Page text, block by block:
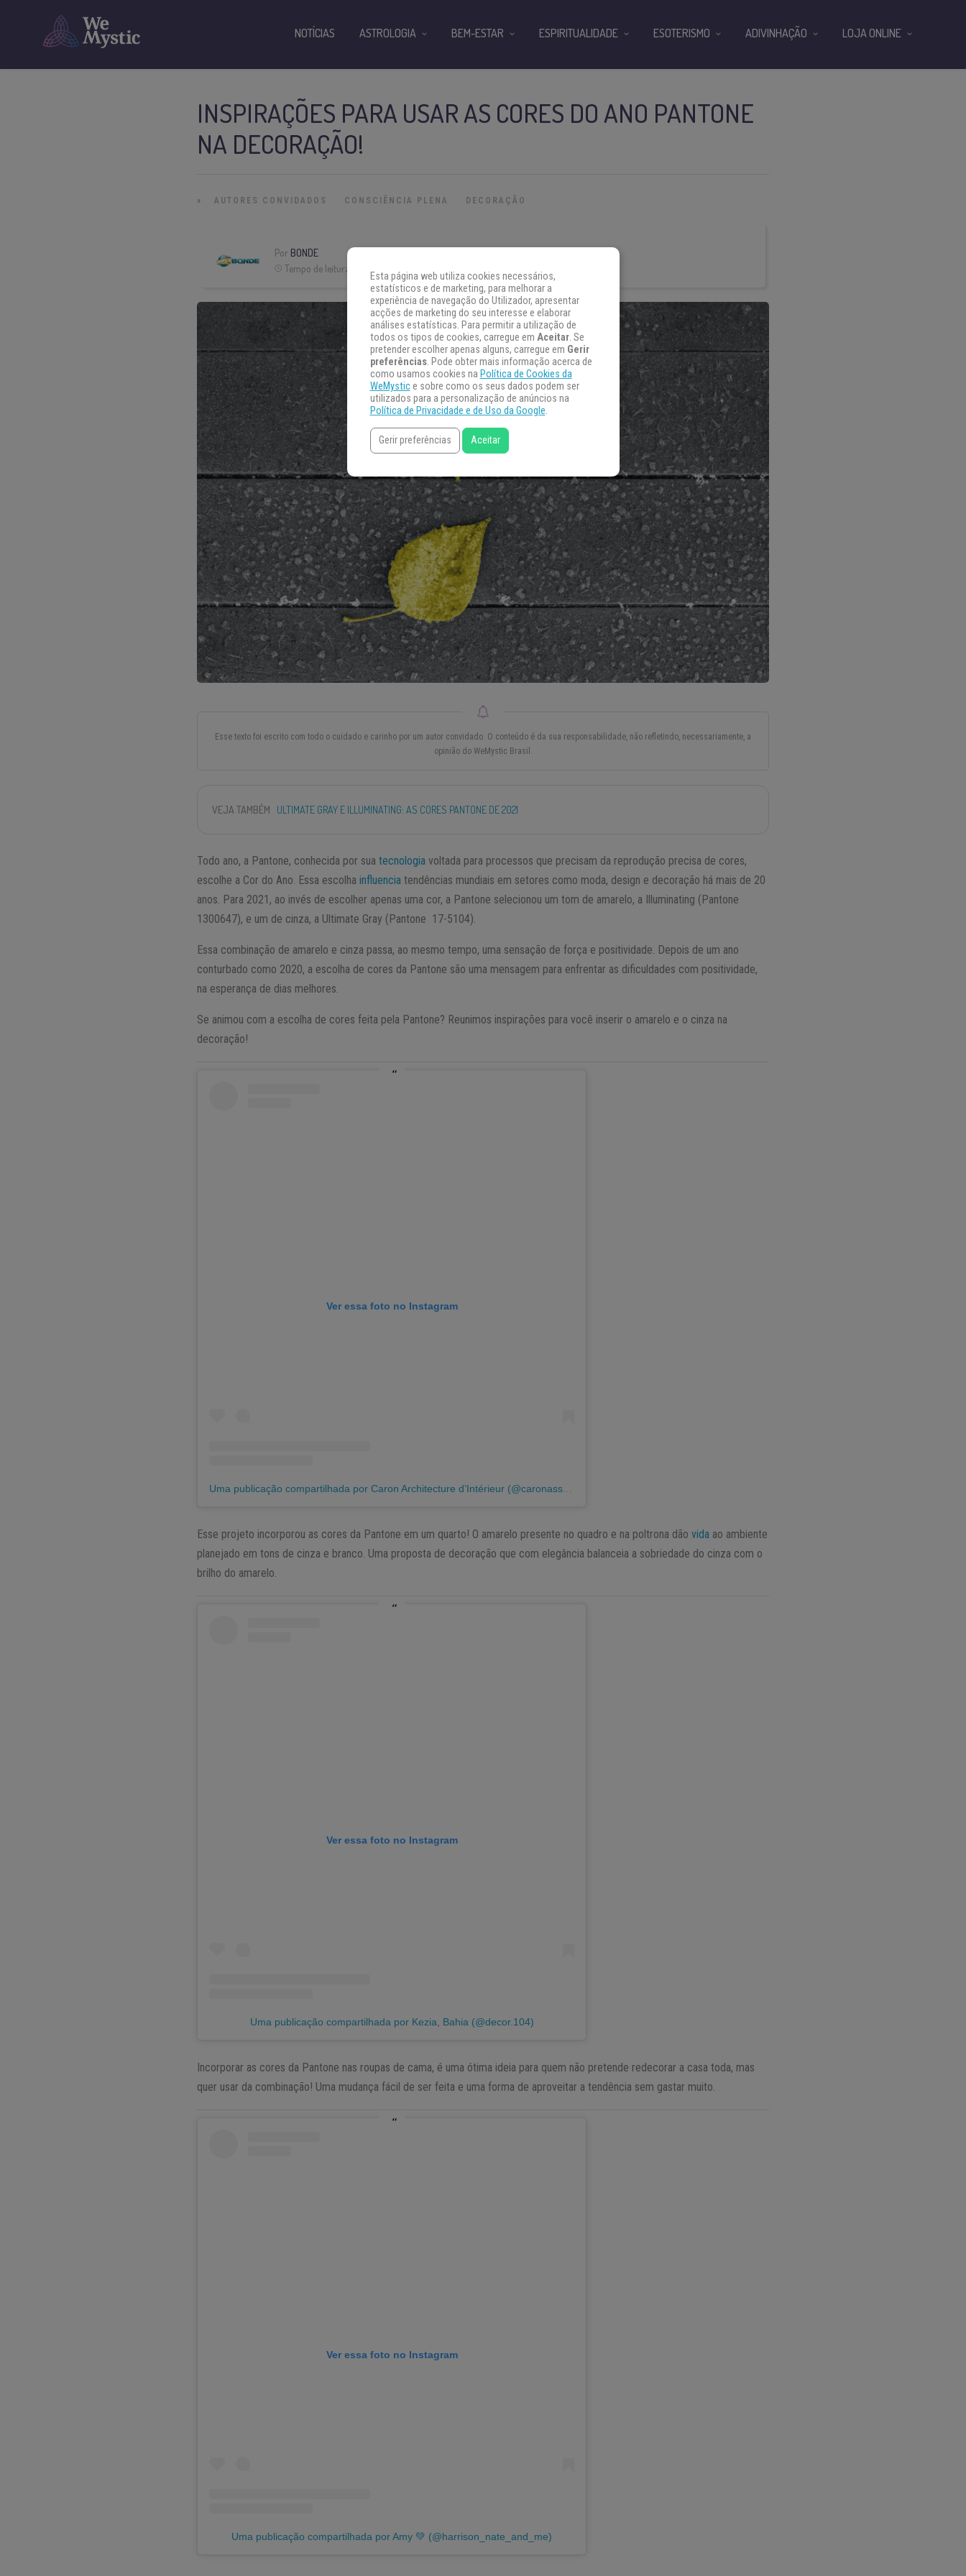
INSPIRAÇÕES PARA USAR AS CORES DO ANO PANTONE
NA DECORAÇÃO!
» AUTORES CONVIDADOS CONSCIÊNCIA PLENA DECORAÇÃO
Por BONDE
Tempo de leitura:
Esse texto foi escrito com todo o cuidado e carinho por um autor convidado. O conteúdo é da sua responsabilidade, não refletindo, necessariamente, a
opinião do WeMystic Brasil.
VEJA TAMBÉM ULTIMATE GRAY E ILLUMINATING: AS CORES PANTONE DE 2021
Todo ano, a Pantone, conhecida por suatecnologia voltada para processos que precisam da reprodução precisa de cores,
escolhe a Cor do Ano. Essa escolhainfluencia tendências mundiais em setores como moda, design e decoração há mais de 20
anos. Para 2021, ao invés de escolher apenas uma cor, a Pantone selecionou um tom de amarelo, a Illuminating (Pantone
1300647), e um de cinza, a Ultimate Gray (Pantone 17-5104).
Essa combinação de amarelo e cinza passa, ao mesmo tempo, uma sensação de força e positividade. Depois de um ano
conturbado como 2020, a escolha de cores da Pantone são uma mensagem para enfrentar as dificuldades com positividade,
na esperança de dias melhores.
Se animou com a escolha de cores feita pela Pantone? Reunimos inspirações para você inserir o amarelo e o cinza na
decoração!
Ver essa foto no Instagram
Esse projeto incorporou as cores da Pantone em um quarto! O amarelo presente no quadro e na poltrona dãovida ao ambiente
planejado em tons de cinza e branco. Uma proposta de decoração que com elegância balanceia a sobriedade do cinza com o
brilho do amarelo.
Ver essa foto no Instagram
Uma publicação compartilhada por Kezia, Bahia (@decor.104)
Incorporar as cores da Pantone nas roupas de cama, é uma ótima ideia para quem não pretende redecorar a casa toda, mas
quer usar da combinação! Uma mudança fácil de ser feita e uma forma de aproveitar a tendência sem gastar muito.
Ver essa foto no Instagram
Uma publicação compartilhada por Amy 💚 (@harrison_nate_and_me)
NOTÍCIAS ASTROLOGIA BEM-ESTAR ESPIRITUALIDADE ESOTERISMO ADIVINHAÇÃO LOJA ONLINE
Esta página web utiliza cookies necessários,
estatísticos e de marketing, para melhorar a
experiência de navegação do Utilizador, apresentar
acções de marketing do seu interesse e elaborar
análises estatísticas. Para permitir a utilização de
todos os tipos de cookies, carregue em Aceitar. Se
pretender escolher apenas alguns, carregue em Gerir
preferências. Pode obter mais informação acerca de
como usamos cookies na Política de Cookies da
WeMystice sobre como os seus dados podem ser
utilizados para a personalização de anúncios na
Política de Privacidade e de Uso da Google.
Gerir preferências Aceitar